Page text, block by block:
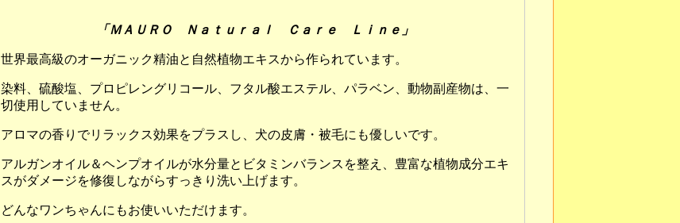
「ＭＡＵＲＯ Ｎａｔｕｒａｌ Ｃａｒｅ Ｌｉｎｅ」
世界最高級のオーガニック精油と自然植物エキスから作られています。
染料、硫酸塩、プロピレングリコール、フタル酸エステル、パラベン、動物副産物は、一
切使用していません。
アロマの香りでリラックス効果をプラスし、犬の皮膚・被毛にも優しいです。
アルガンオイル＆ヘンプオイルが水分量とビタミンバランスを整え、豊富な植物成分エキ
スがダメージを修復しながらすっきり洗い上げます。
どんなワンちゃんにもお使いいただけます。